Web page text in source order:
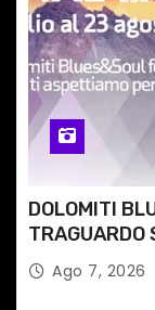
c
o
l
i
DOLOMITI
TRAGUARDO
TRA LE CIME
Ago 7, 2026